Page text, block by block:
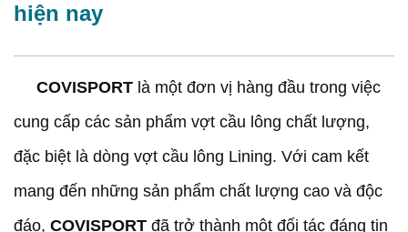
hiện nay
COVISPORT là một đơn vị hàng đầu trong việc
cung cấp các sản phẩm vợt cầu lông chất lượng,
đặc biệt là dòng vợt cầu lông Lining. Với cam kết
mang đến những sản phẩm chất lượng cao và độc
đáo, COVISPORT đã trở thành một đối tác đáng tin